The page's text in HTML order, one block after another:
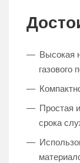
Высокая
газового
Простая
срока